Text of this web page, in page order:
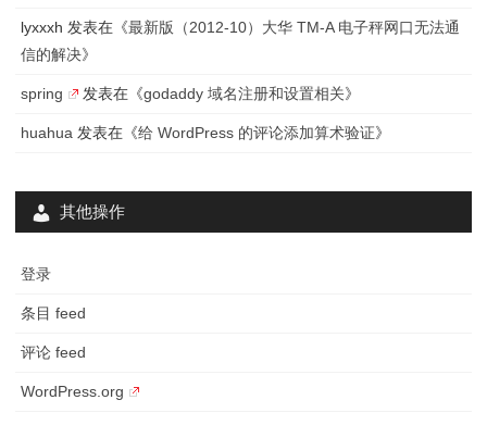
lyxxxh 发表在《最新版（2012-10）大华 TM-A 电子秤网口无法通
信的解决》
spring 发表在《godaddy 域名注册和设置相关》
huahua 发表在《给 WordPress 的评论添加算术验证》
其他操作
登录
条目 feed
评论 feed
WordPress.org